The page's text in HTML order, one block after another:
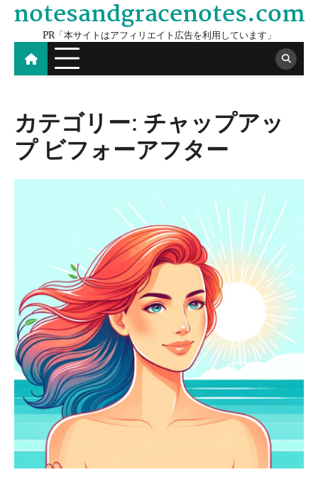
Skip
content
notesandgracenotes.com
PR「本サイトはアフィリエイト広告を利用しています」
カテゴリー: チャップアッ
プ ビフォーアフター